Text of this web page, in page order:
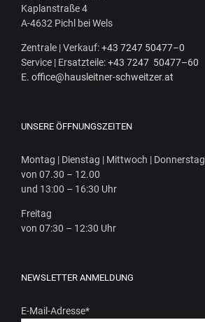
Kaplan­stra­ße 4
A‑4632 Pichl bei Wels
Zen­tra­le | Ver­kauf:+43 7247 50477–0
Ser­vice | Ersatz­tei­le:+43 7247 50477–60
E. office@hausleitner-schweitzer.at
UNSERE ÖFFNUNGSZEITEN
Mon­tag | Diens­tag | Mitt­woch | Donnerstag
von 07.30 – 12.00
und 13:00 – 16:30 Uhr
Frei­tag
von 07:30 – 12:30 Uhr
NEWSLETTER ANMELDUNG
E-Mail-Adresse*